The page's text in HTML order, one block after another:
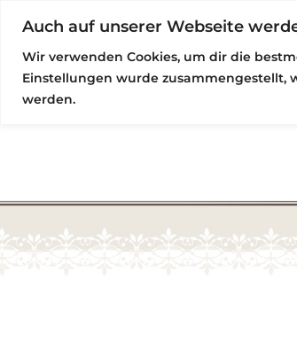
Auch auf unserer Webseite
Wir verwenden Cookies, um dir die
Einstellungen wurde zusammengestellt,
werden.